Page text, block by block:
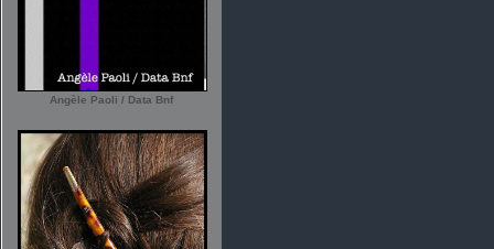
Angèle Paoli / Data Bnf